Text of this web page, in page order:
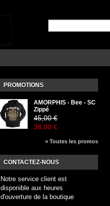
PROMOTIONS
AMORPHIS - Bee - SC
Zippé
45,00 €
38,00 €
» Toutes les promos
CONTACTEZ-NOUS
Notre service client est
disponible aux heures
d'ouverture de la boutique